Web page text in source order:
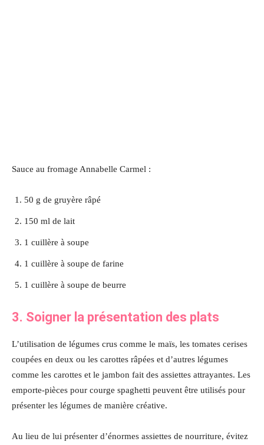
Sauce au fromage Annabelle Carmel :
50 g de gruyère râpé
150 ml de lait
1 cuillère à soupe
1 cuillère à soupe de farine
1 cuillère à soupe de beurre
3. Soigner la présentation des plats
L’utilisation de légumes crus comme le maïs, les tomates cerises
coupées en deux ou les carottes râpées et d’autres légumes
comme les carottes et le jambon fait des assiettes attrayantes. Les
emporte-pièces pour courge spaghetti peuvent être utilisés pour
présenter les légumes de manière créative.
Au lieu de lui présenter d’énormes assiettes de nourriture, évitez